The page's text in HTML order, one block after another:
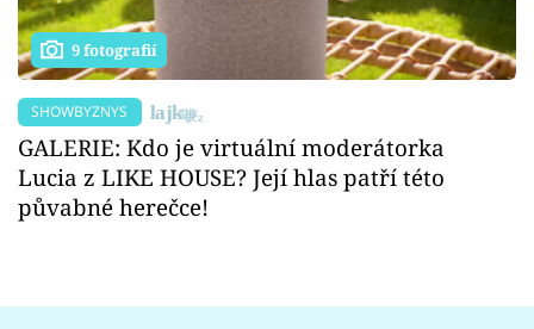
9 fotografií
SHOWBYZNYS
GALERIE: Kdo je virtuální moderátorka
Lucia z LIKE HOUSE? Její hlas patří této
půvabné herečce!